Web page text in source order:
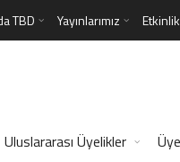
TBD Yayınlarımız
Uluslararası Üyelikler